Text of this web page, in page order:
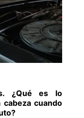
¿Qué es lo
cuando